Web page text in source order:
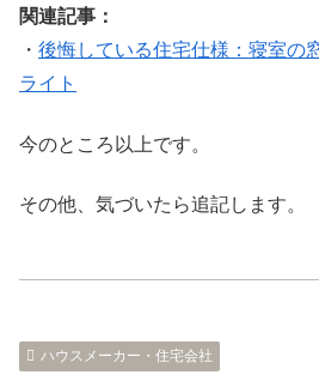
関連記事：
・ 後悔している住宅仕様：寝室の
ライト
今のところ以上です。
その他、気づいたら追記します。
ハウスメーカー・住宅会社